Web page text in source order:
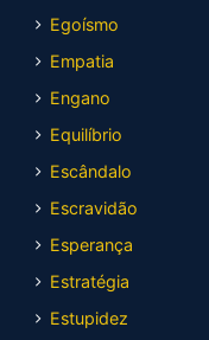
Egoísmo
Empatia
Engano
Equilíbrio
Escândalo
Escravidão
Esperança
Estratégia
Estupidez